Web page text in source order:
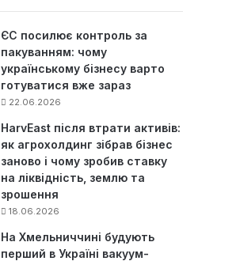
ЄС посилює контроль за
пакуванням: чому
українському бізнесу варто
готуватися вже зараз
22.06.2026
HarvEast після втрати активів:
як агрохолдинг зібрав бізнес
заново і чому зробив ставку
на ліквідність, землю та
зрошення
18.06.2026
На Хмельниччині будують
перший в Україні вакуум-